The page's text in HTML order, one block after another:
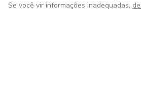
Se você vir informações inadequadas,